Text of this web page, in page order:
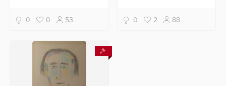
0 0 53 0 2 88